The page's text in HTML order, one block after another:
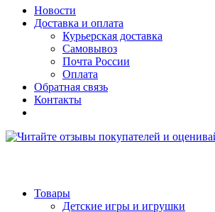
Новости
Доставка и оплата
Курьерская доставка
Самовывоз
Почта России
Оплата
Обратная связь
Контакты
Товары
Детские игры и игрушки